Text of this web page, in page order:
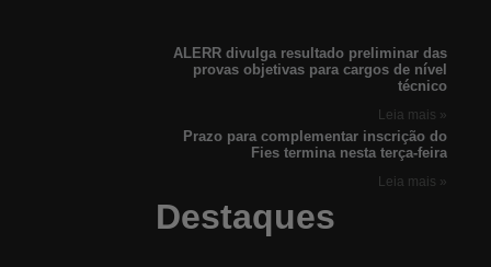
Destaques
ALERR divulga resultado preliminar das
provas objetivas para cargos de nível
técnico
Leia mais »
Prazo para complementar inscrição do
Fies termina nesta terça-feira
Leia mais »